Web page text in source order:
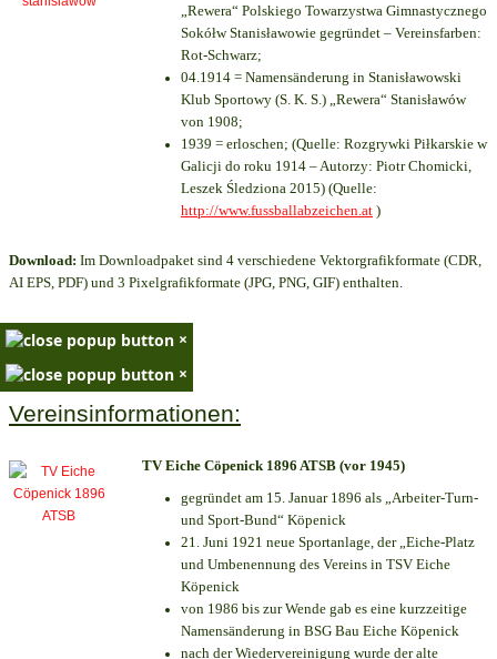
„Rewera“ Polskiego Towarzystwa Gimnastycznego
Sokółw Stanisławowie gegründet – Vereinsfarben:
Rot-Schwarz;
04.1914 = Namensänderung in Stanisławowski
Klub Sportowy (S. K. S.) „Rewera“ Stanisławów
von 1908;
1939 = erloschen; (Quelle: Rozgrywki Piłkarskie w
Galicji do roku 1914 – Autorzy: Piotr Chomicki,
Leszek Śledziona 2015) (Quelle:
http://www.fussballabzeichen.at )
Download: Im Downloadpaket sind 4 verschiedene Vektorgrafikformate (CDR,
AI EPS, PDF) und 3 Pixelgrafikformate (JPG, PNG, GIF) enthalten.
×
×
Vereinsinformationen:
TV Eiche Cöpenick 1896 ATSB (vor 1945)
gegründet am 15. Januar 1896 als „Arbeiter-Turn-
und Sport-Bund“ Köpenick
21. Juni 1921 neue Sportanlage, der „Eiche-Platz
und Umbenennung des Vereins in TSV Eiche
Köpenick
von 1986 bis zur Wende gab es eine kurzzeitige
Namensänderung in BSG Bau Eiche Köpenick
nach der Wiedervereinigung wurde der alte